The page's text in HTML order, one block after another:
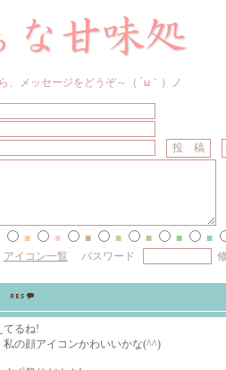
、メッセージをどうぞ～（´ω｀）ノ
■ ■ ■ ■ ■ ■ ■
アイコン一覧 パスワード
てるね!
私の顔アイコンかわいいかな(^^)